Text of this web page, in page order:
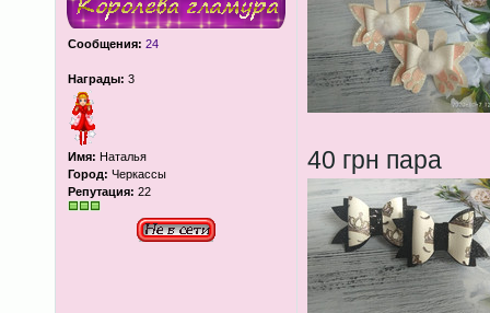
Сообщения: 24
Награды: 3
Имя: Наталья
Город: Черкассы
Репутация: 22
40 грн пара